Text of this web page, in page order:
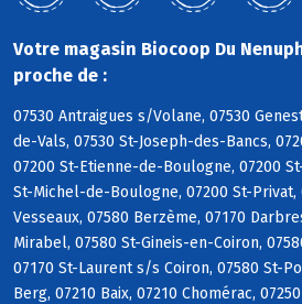
Votre magasin Biocoop Du
proche de :
07530 Antraigues s/Volane, 07530
de-Vals, 07530 St-Joseph-des-Bancs,
07200 St-Etienne-de-Boulogne, 07200
St-Michel-de-Boulogne, 07200 St-Privat,
Vesseaux, 07580 Berzème, 07170
Mirabel, 07580 St-Gineis-en-Coiron,
07170 St-Laurent s/s Coiron, 07580 St-
Berg, 07210 Baix, 07210 Chomérac,